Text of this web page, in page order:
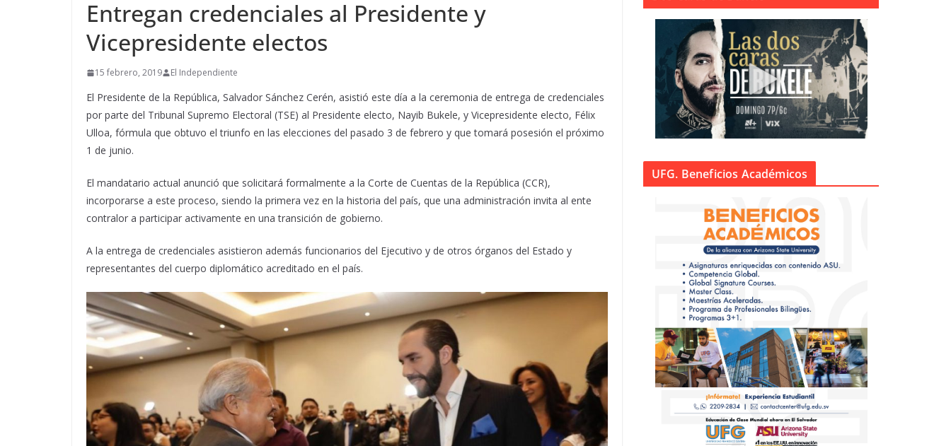
Entregan credenciales al Presidente y
Vicepresidente electos
15 febrero, 2019 El Independiente
El Presidente de la República, Salvador Sánchez Cerén, asistió este día a la ceremonia de entrega de credenciales
por parte del Tribunal Supremo Electoral (TSE) al Presidente electo, Nayib Bukele, y Vicepresidente electo, Félix
Ulloa, fórmula que obtuvo el triunfo en las elecciones del pasado 3 de febrero y que tomará posesión el próximo
1 de junio.
El mandatario actual anunció que solicitará formalmente a la Corte de Cuentas de la República (CCR),
incorporarse a este proceso, siendo la primera vez en la historia del país, que una administración invita al ente
contralor a participar activamente en una transición de gobierno.
A la entrega de credenciales asistieron además funcionarios del Ejecutivo y de otros órganos del Estado y
representantes del cuerpo diplomático acreditado en el país.
UFG. Beneficios Académicos